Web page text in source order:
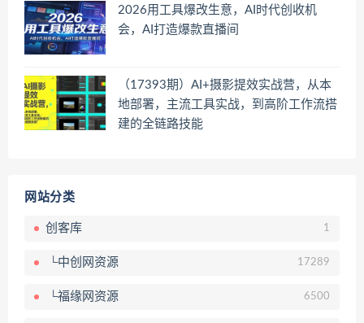
2026用工具爆改生意，AI时代创收机
会，AI打造爆款直播间
（17393期）AI+摄影提效实战营，从本
地部署，主流工具实战，到高阶工作流搭
建的全链路技能
网站分类
创客库 1
└中创网资源 17289
└福缘网资源 6500